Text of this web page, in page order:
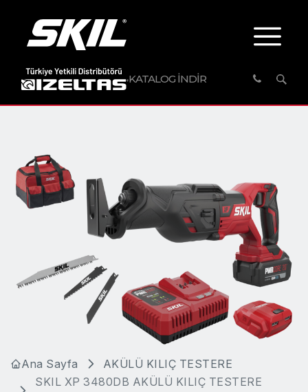
KATALOG İNDİR
Ana Sayfa
AKÜLÜ KILIÇ TESTERE
SKIL XP 3480DB AKÜLÜ KILIÇ TESTERE